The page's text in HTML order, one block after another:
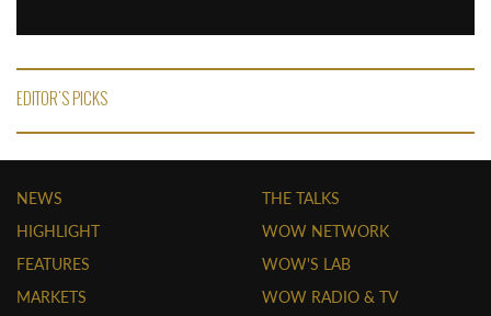
EDITOR'S PICKS
NEWS
HIGHLIGHT
FEATURES
MARKETS
THE TALKS
WOW NETWORK
WOW'S LAB
WOW RADIO & TV